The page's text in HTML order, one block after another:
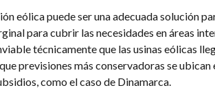
eólica puede ser una adecuada solución
para cubrir las necesidades en áreas
técnicamente que las usinas eólicas
previsiones más conservadoras se ubican
como el caso de Dinamarca.